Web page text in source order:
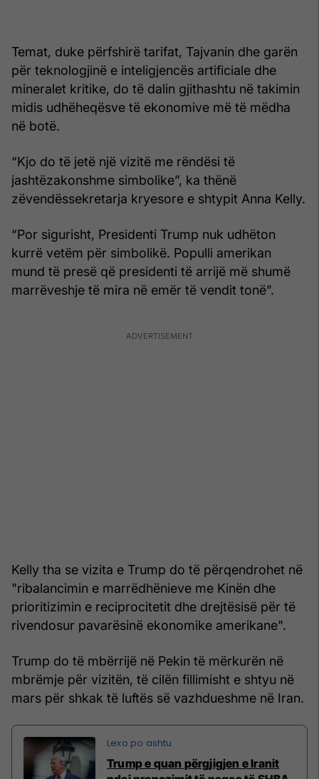
Temat, duke përfshirë tarifat, Tajvanin dhe garën
për teknologjinë e inteligjencës artificiale dhe
mineralet kritike, do të dalin gjithashtu në takimin
midis udhëheqësve të ekonomive më të mëdha
në botë.
“Kjo do të jetë një vizitë me rëndësi të
jashtëzakonshme simbolike”, ka thënë
zëvendëssekretarja kryesore e shtypit Anna Kelly.
“Por sigurisht, Presidenti Trump nuk udhëton
kurrë vetëm për simbolikë. Populli amerikan
mund të presë që presidenti të arrijë më shumë
marrëveshje të mira në emër të vendit tonë”.
Kelly tha se vizita e Trump do të përqendrohet në
"ribalancimin e marrëdhënieve me Kinën dhe
prioritizimin e reciprocitetit dhe drejtësisë për të
rivendosur pavarësinë ekonomike amerikane".
Trump do të mbërrijë në Pekin të mërkurën në
mbrëmje për vizitën, të cilën fillimisht e shtyu në
mars për shkak të luftës së vazhdueshme në Iran.
Trump e quan përgjigjen e Iranit